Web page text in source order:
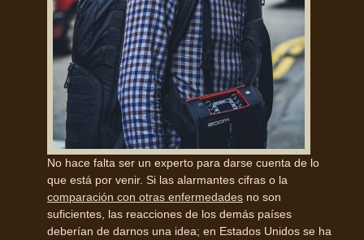
No hace falta ser un experto para darse cuenta de lo
que está por venir. Si las alarmantes cifras o la
comparación con otras enfermedades no son
suficientes, las reacciones de los demás países
deberían de darnos una idea; en Estados Unidos se ha